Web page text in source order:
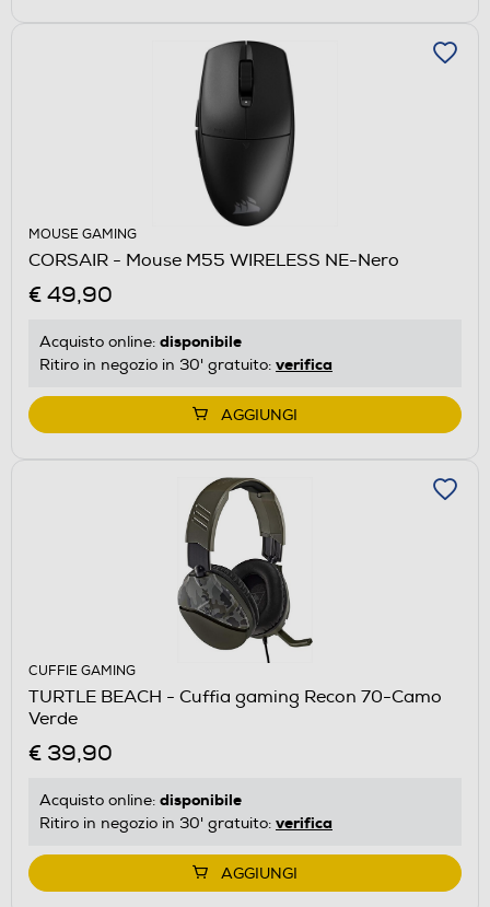
MOUSE GAMING
CORSAIR - Mouse M55 WIRELESS NE-Nero
€ 49,90
Acquisto online: disponibile
Ritiro in negozio in 30' gratuito: verifica
AGGIUNGI
CUFFIE GAMING
TURTLE BEACH - Cuffia gaming Recon 70-Camo
Verde
€ 39,90
Acquisto online: disponibile
Ritiro in negozio in 30' gratuito: verifica
AGGIUNGI